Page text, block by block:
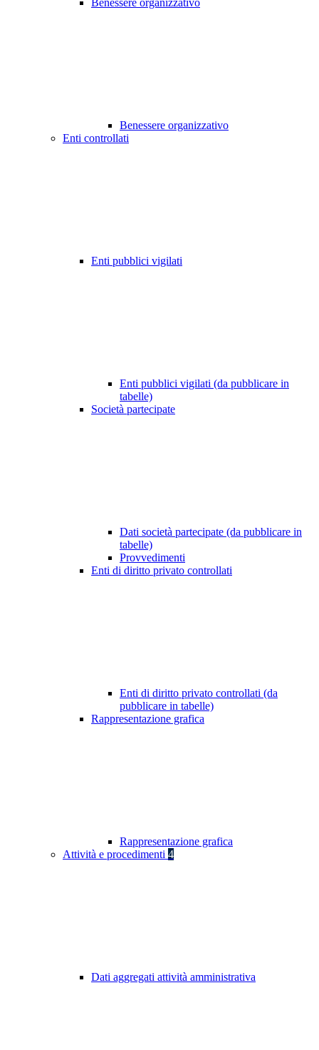
Benessere organizzativo
Benessere organizzativo
Enti controllati
Enti pubblici vigilati
Enti pubblici vigilati (da pubblicare in
tabelle)
Società partecipate
Dati società partecipate (da pubblicare in
tabelle)
Provvedimenti
Enti di diritto privato controllati
Enti di diritto privato controllati (da
pubblicare in tabelle)
Rappresentazione grafica
Rappresentazione grafica
Attività e procedimenti 4
Dati aggregati attività amministrativa